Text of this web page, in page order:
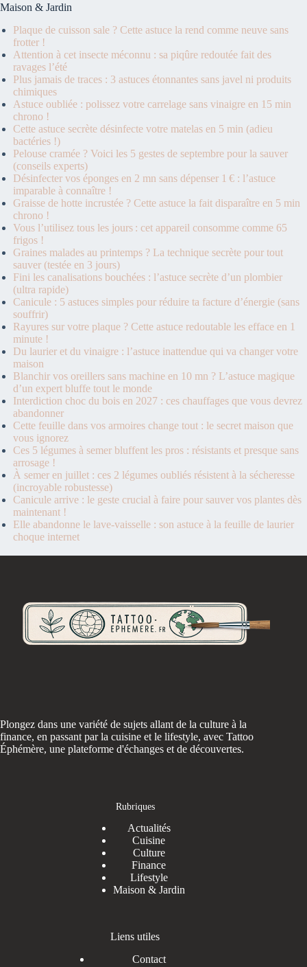
Maison & Jardin
Plaque de cuisson sale ? Cette astuce la rend comme neuve sans
frotter !
Attention à cet insecte méconnu : sa piqûre redoutée fait des
ravages l’été
Plus jamais de traces : 3 astuces étonnantes sans javel ni produits
chimiques
Astuce oubliée : polissez votre carrelage sans vinaigre en 15 min
chrono !
Cette astuce secrète désinfecte votre matelas en 5 min (adieu
bactéries !)
Pelouse cramée ? Voici les 5 gestes de septembre pour la sauver
(conseils experts)
Désinfecter vos éponges en 2 mn sans dépenser 1 € : l’astuce
imparable à connaître !
Graisse de hotte incrustée ? Cette astuce la fait disparaître en 5 min
chrono !
Vous l’utilisez tous les jours : cet appareil consomme comme 65
frigos !
Graines malades au printemps ? La technique secrète pour tout
sauver (testée en 3 jours)
Fini les canalisations bouchées : l’astuce secrète d’un plombier
(ultra rapide)
Canicule : 5 astuces simples pour réduire ta facture d’énergie (sans
souffrir)
Rayures sur votre plaque ? Cette astuce redoutable les efface en 1
minute !
Du laurier et du vinaigre : l’astuce inattendue qui va changer votre
maison
Blanchir vos oreillers sans machine en 10 mn ? L’astuce magique
d’un expert bluffe tout le monde
Interdiction choc du bois en 2027 : ces chauffages que vous devrez
abandonner
Cette feuille dans vos armoires change tout : le secret maison que
vous ignorez
Ces 5 légumes à semer bluffent les pros : résistants et presque sans
arrosage !
À semer en juillet : ces 2 légumes oubliés résistent à la sécheresse
(incroyable robustesse)
Canicule arrive : le geste crucial à faire pour sauver vos plantes dès
maintenant !
Elle abandonne le lave-vaisselle : son astuce à la feuille de laurier
choque internet
Plongez dans une variété de sujets allant de la culture à la
finance, en passant par la cuisine et le lifestyle, avec Tattoo
Éphémère, une plateforme d'échanges et de découvertes.
Rubriques
Actualités
Cuisine
Culture
Finance
Lifestyle
Maison & Jardin
Liens utiles
Contact